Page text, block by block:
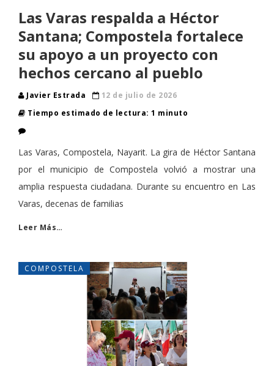
Las Varas respalda a Héctor
Santana; Compostela fortalece
su apoyo a un proyecto con
hechos cercano al pueblo
Javier Estrada
12 de julio de 2026
Tiempo estimado de lectura: 1 minuto
Las Varas, Compostela, Nayarit. La gira de Héctor Santana
por el municipio de Compostela volvió a mostrar una
amplia respuesta ciudadana. Durante su encuentro en Las
Varas, decenas de familias
Leer Más…
COMPOSTELA